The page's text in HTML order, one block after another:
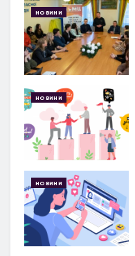
НОВИНИ
НОВИНИ
НОВИНИ